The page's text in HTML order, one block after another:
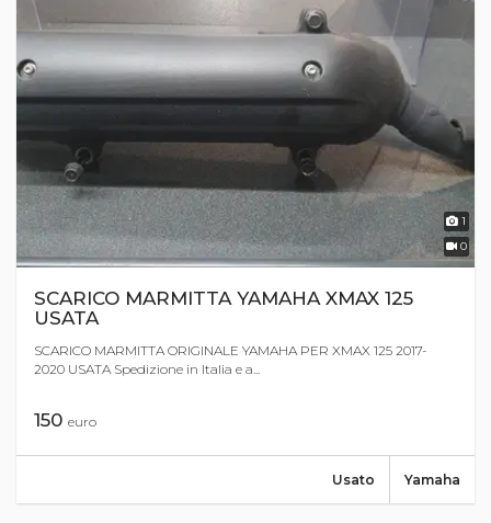
1
0
SCARICO MARMITTA YAMAHA XMAX 125
USATA
SCARICO MARMITTA ORIGINALE YAMAHA PER XMAX 125 2017-
2020 USATA Spedizione in Italia e a...
150 euro
Yamaha
Usato